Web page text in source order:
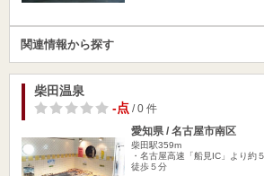
関連情報から探す
柴田温泉
-点/ 0 件
愛知県 / 名古屋市南区
柴田駅359m
・名古屋高速「船見IC」より約
徒歩５分